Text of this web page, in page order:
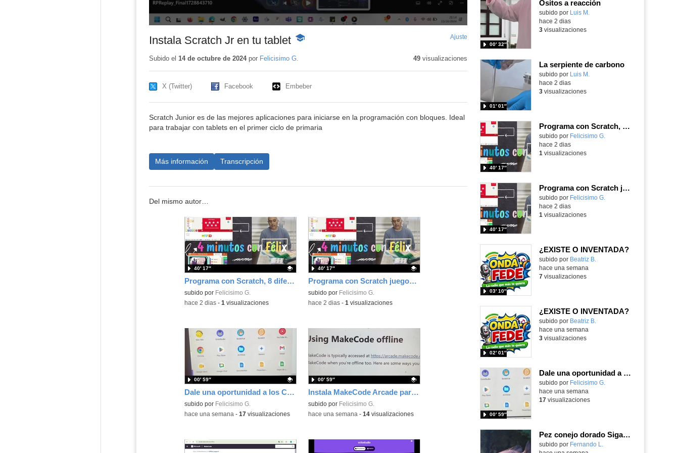
Instala Scratch Jr en tu tablet -
educativo
Ajuste
pantalla
Subido el 14 de octubre de 2024por Felicisimo G. 49visualizaciones
X (Twitter) Facebook Embeber
Scratch Junior es de las mejores aplicaciones para iniciarse en la programación con bloques. Ideal
para trabajar con tablets en el primer ciclo de primaria
Más información Transcripción
Del mismo autor…
Programa con Scratch, 8 diferentes juegos para vivir la emoción de los partidos de España en el mundial 2026
Contenido educativo.
subido por Felicisimo G.
40′ 17″
-hace 2 dias- 1 visualizaciones
Programa con Scratch juegos con los partidos del mundial 2026 ganados por España
Contenido educativo.
subido por Felicisimo G.
40′ 17″
-hace 2 dias- 1 visualizaciones
Dale una oportunidad a los Chromebooks y utiliza un proyector para realizar talleres si no tienes pantallas táctiles
Contenido educativo.
subido por Felicisimo G.
00′ 59″
-hace una semana - 17 visualizaciones
Instala MakeCode Arcade para trabajar offline en tu tablet, ordenador, Chromebook
Contenido educativo.
subido por Felicisimo G.
00′ 59″
-hace una semana - 14visualizaciones
Ositos a reacción
Contenido educativo.
subido por Luis M.
00′ 32″
hace 2 dias
3visualizaciones
La serpiente de carbono
Contenido educativo.
subido por Luis M.
01′ 01″
hace 2 dias
3visualizaciones
Programa con Scratch, 8 diferentes juegos para vivir la emoción de los partidos de España en el mundial 2026
Contenido educativo.
subido por Felicisimo G.
40′ 17″
hace 2 dias
1 visualizaciones
Programa con Scratch juegos con los partidos del mundial 2026 ganados por España
Contenido educativo.
subido por Felicisimo G.
40′ 17″
hace 2 dias
1 visualizaciones
¿EXISTE O INVENTADA?
Contenido educativo.
subido por Beatriz B.
03′ 10″
hace una semana
7visualizaciones
¿EXISTE O INVENTADA?
Contenido educativo.
subido por Beatriz B.
02′ 01″
hace una semana
3visualizaciones
Dale una oportunidad a los Chromebooks y utiliza un proyector para realizar talleres si no tienes pantallas táctiles
Contenido educativo.
subido por Felicisimo G.
00′ 59″
hace una semana
17visualizaciones
Pez conejo dorado Siganus guttatus (Bloch, 1786)
Contenido educativo.
subido por Fernando L.